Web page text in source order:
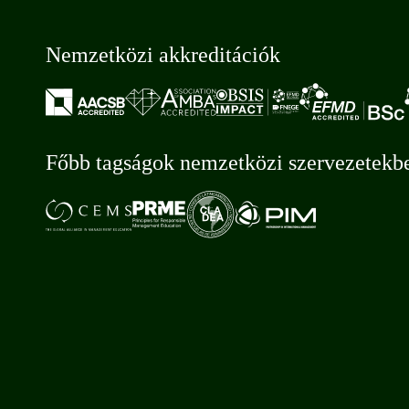
Nemzetközi akkreditációk
Főbb tagságok nemzetközi